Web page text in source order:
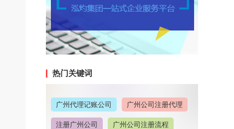
热门关键词
广州代理记账公司 广州公司注册代理
注册广州公司 广州公司注册流程